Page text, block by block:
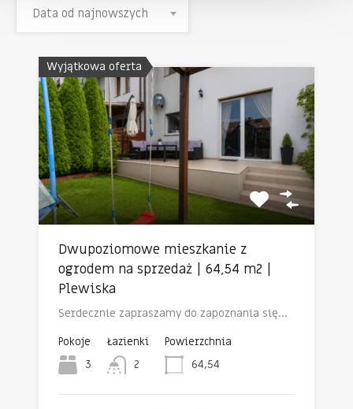
Data od najnowszych
Wyjątkowa oferta
Dwupoziomowe mieszkanie z
ogrodem na sprzedaż | 64,54 m2 |
Plewiska
Serdecznie zapraszamy do zapoznania się…
Pokoje
3
Łazienki
2
Powierzchnia
64,54